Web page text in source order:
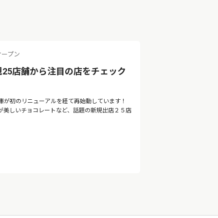
プン
店舗から注目の店をチェック
初のリニューアルを経て再始動しています！
しいチョコレートなど、話題の新規出店２５店